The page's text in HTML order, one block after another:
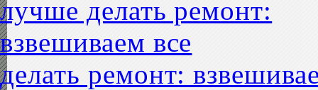
делать ремонт: